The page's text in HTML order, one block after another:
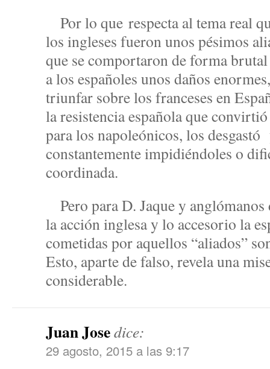
Por lo que respecta al tema real
los ingleses fueron unos pésimos
que se comportaron de forma
a los españoles unos daños
triunfar sobre los franceses en
la resistencia española que
para los napoleónicos, los
constantemente impidiéndoles o
coordinada.
Pero para D. Jaque y
la acción inglesa y lo accesorio la
cometidas por aquellos “aliados”
Esto, aparte de falso, revela una
considerable.
Juan Josedice:
29 agosto, 2015 a las 9:17